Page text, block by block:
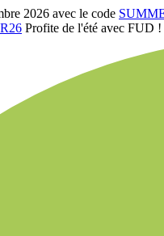
2026 avec le code
Profite de l'été avec FUD !